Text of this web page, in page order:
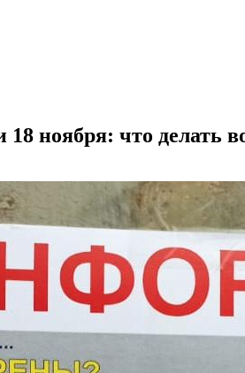
ноября: что делать